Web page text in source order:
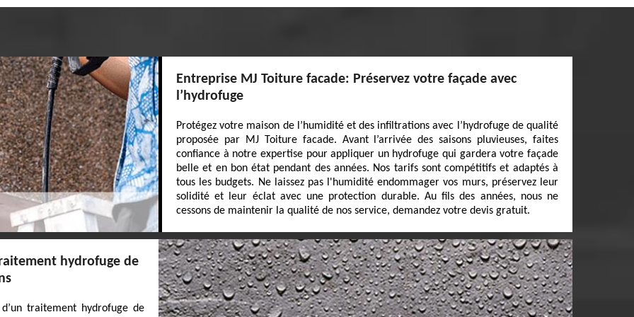
Entreprise MJ Toiture facade: Préservez votre façade avec
l’hydrofuge
Protégez votre maison de l’humidité et des infiltrations avec l’hydrofuge de qualité
proposée par MJ Toiture facade. Avant l’arrivée des saisons pluvieuses, faites
confiance à notre expertise pour appliquer un hydrofuge qui gardera votre façade
belle et en bon état pendant des années. Nos tarifs sont compétitifs et adaptés à
tous les budgets. Ne laissez pas l'humidité endommager vos murs, préservez leur
solidité et leur éclat avec une protection durable. Au fils des années, nous ne
cessons de maintenir la qualité de nos service, demandez votre devis gratuit.
hydrofuge de
traitement hydrofuge de